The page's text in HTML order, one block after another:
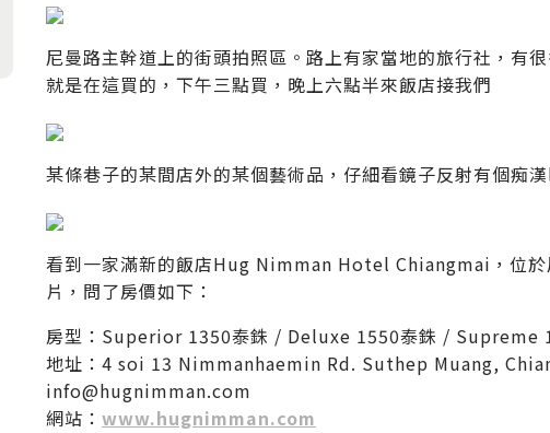
尼曼路主幹道上的街頭拍照區。路上有家當地的旅行社，有
就是在這買的，下午三點買，晚上六點半來飯店接我們
某條巷子的某間店外的某個藝術品，仔細看鏡子反射有個痴
看到一家滿新的飯店Hug Nimman Hotel Chiangmai，位於
片，問了房價如下：
房型：Superior 1350泰銖 / Deluxe 1550泰銖 / Supreme
地址：4 soi 13 Nimmanhaemin Rd. Suthep Muang,
info@hugnimman.com
網站： www.hugnimman.com